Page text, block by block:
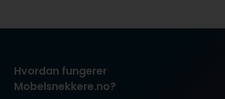
Hvordan fungerer
Mobelsnekkere.no?